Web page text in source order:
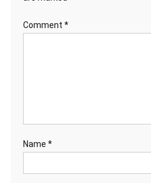
Comment *
Name *